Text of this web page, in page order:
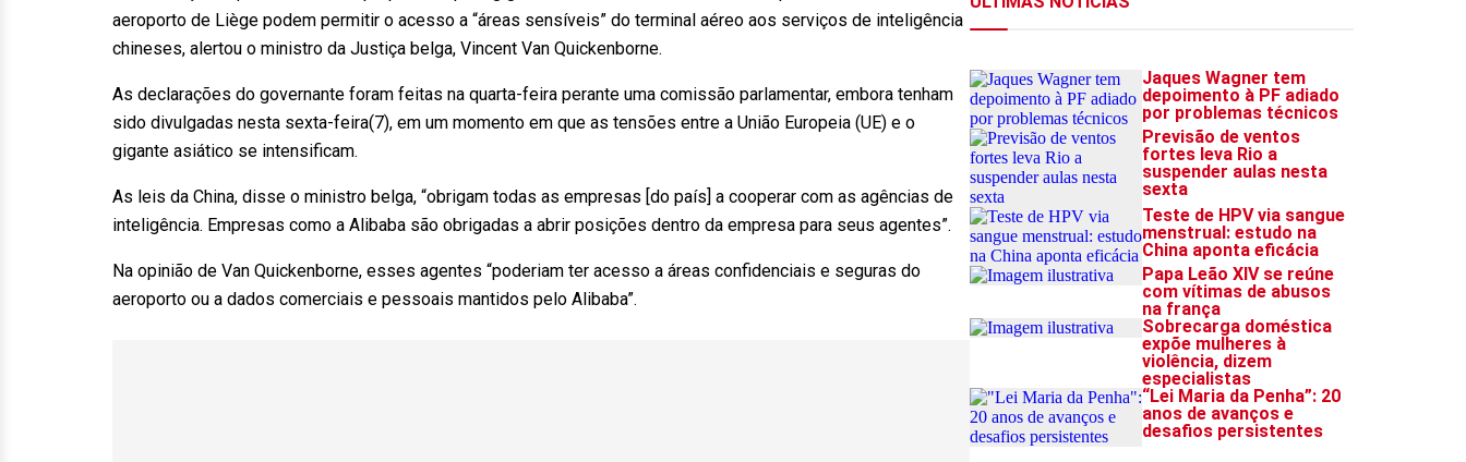
aeroporto de Liège podem permitir o acesso a “áreas sensíveis” do terminal aéreo aos serviços de inteligência
chineses, alertou o ministro da Justiça belga, Vincent Van Quickenborne.
As declarações do governante foram feitas na quarta-feira perante uma comissão parlamentar, embora tenham
sido divulgadas nesta sexta-feira(7), em um momento em que as tensões entre a União Europeia (UE) e o
gigante asiático se intensificam.
As leis da China, disse o ministro belga, “obrigam todas as empresas [do país] a cooperar com as agências de
inteligência. Empresas como a Alibaba são obrigadas a abrir posições dentro da empresa para seus agentes”.
Na opinião de Van Quickenborne, esses agentes “poderiam ter acesso a áreas confidenciais e seguras do
aeroporto ou a dados comerciais e pessoais mantidos pelo Alibaba”.